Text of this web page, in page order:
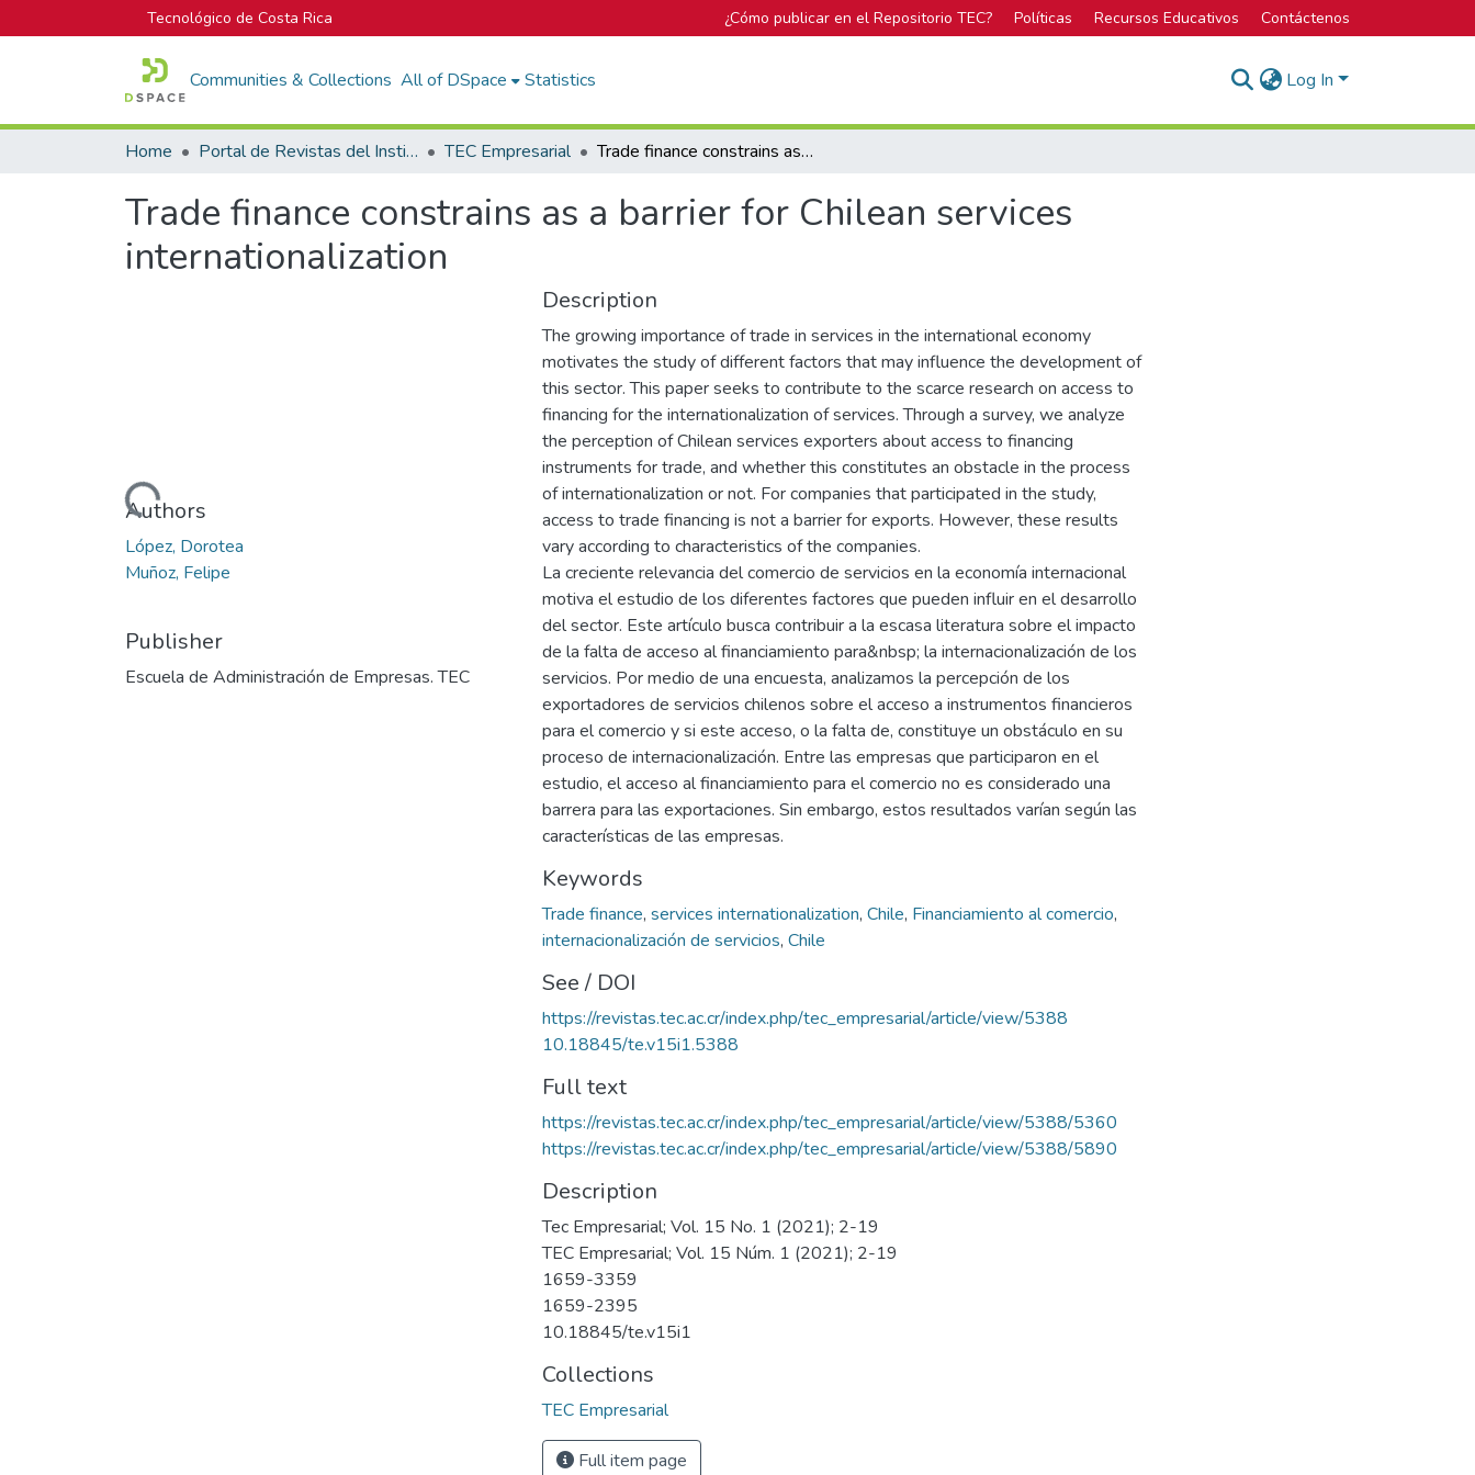
Tecnológico de Costa Rica ¿Cómo publicar en el Repositorio TEC? Políticas Recursos Educativos Contáctenos
Communities & Collections All of DSpace Statistics Log In
Home Portal de Revistas del Instituto Tecnológico de Costa Rica TEC Empresarial Trade finance constrains as a barrier for Chilean services internationalization
Trade finance constrains as a barrier for Chilean services
internationalization
Loading...
Authors
López, Dorotea
Muñoz, Felipe
Publisher
Escuela de Administración de Empresas. TEC
Description
The growing importance of trade in services in the international economy
motivates the study of different factors that may influence the development of
this sector. This paper seeks to contribute to the scarce research on access to
financing for the internationalization of services. Through a survey, we analyze
the perception of Chilean services exporters about access to financing
instruments for trade, and whether this constitutes an obstacle in the process
of internationalization or not. For companies that participated in the study,
access to trade financing is not a barrier for exports. However, these results
vary according to characteristics of the companies.
La creciente relevancia del comercio de servicios en la economía internacional
motiva el estudio de los diferentes factores que pueden influir en el desarrollo
del sector. Este artículo busca contribuir a la escasa literatura sobre el impacto
de la falta de acceso al financiamiento para&nbsp; la internacionalización de los
servicios. Por medio de una encuesta, analizamos la percepción de los
exportadores de servicios chilenos sobre el acceso a instrumentos financieros
para el comercio y si este acceso, o la falta de, constituye un obstáculo en su
proceso de internacionalización. Entre las empresas que participaron en el
estudio, el acceso al financiamiento para el comercio no es considerado una
barrera para las exportaciones. Sin embargo, estos resultados varían según las
características de las empresas.
Keywords
Trade finance, services internationalization, Chile, Financiamiento al comercio,
internacionalización de servicios, Chile
See / DOI
https://revistas.tec.ac.cr/index.php/tec_empresarial/article/view/5388
10.18845/te.v15i1.5388
Full text
https://revistas.tec.ac.cr/index.php/tec_empresarial/article/view/5388/5360
https://revistas.tec.ac.cr/index.php/tec_empresarial/article/view/5388/5890
Description
Tec Empresarial; Vol. 15 No. 1 (2021); 2-19
TEC Empresarial; Vol. 15 Núm. 1 (2021); 2-19
1659-3359
1659-2395
10.18845/te.v15i1
Collections
TEC Empresarial
Full item page